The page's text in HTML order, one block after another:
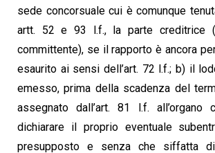
sede concorsuale cui è comunque
artt. 52 e 93 l.f., la parte creditrice
committente), se il rapporto è ancora
esaurito ai sensi dell’art. 72 l.f.; b) il
emesso, prima della scadenza del
assegnato dall’art. 81 l.f. all’organo
dichiarare il proprio eventuale
presupposto e senza che siffatta